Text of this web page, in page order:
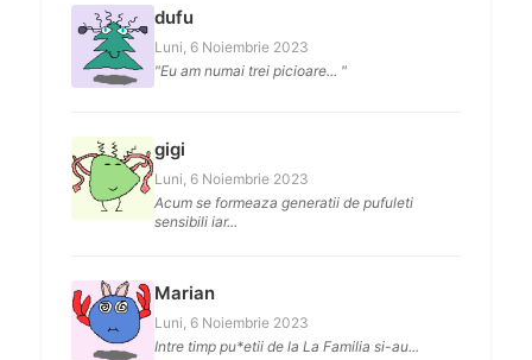
dufu
Luni, 6 Noiembrie 2023
"Eu am numai trei picioare... "
gigi
Luni, 6 Noiembrie 2023
Acum se formeaza generatii de pufuleti
sensibili iar...
Marian
Luni, 6 Noiembrie 2023
Intre timp pu*etii de la La Familia si-au...